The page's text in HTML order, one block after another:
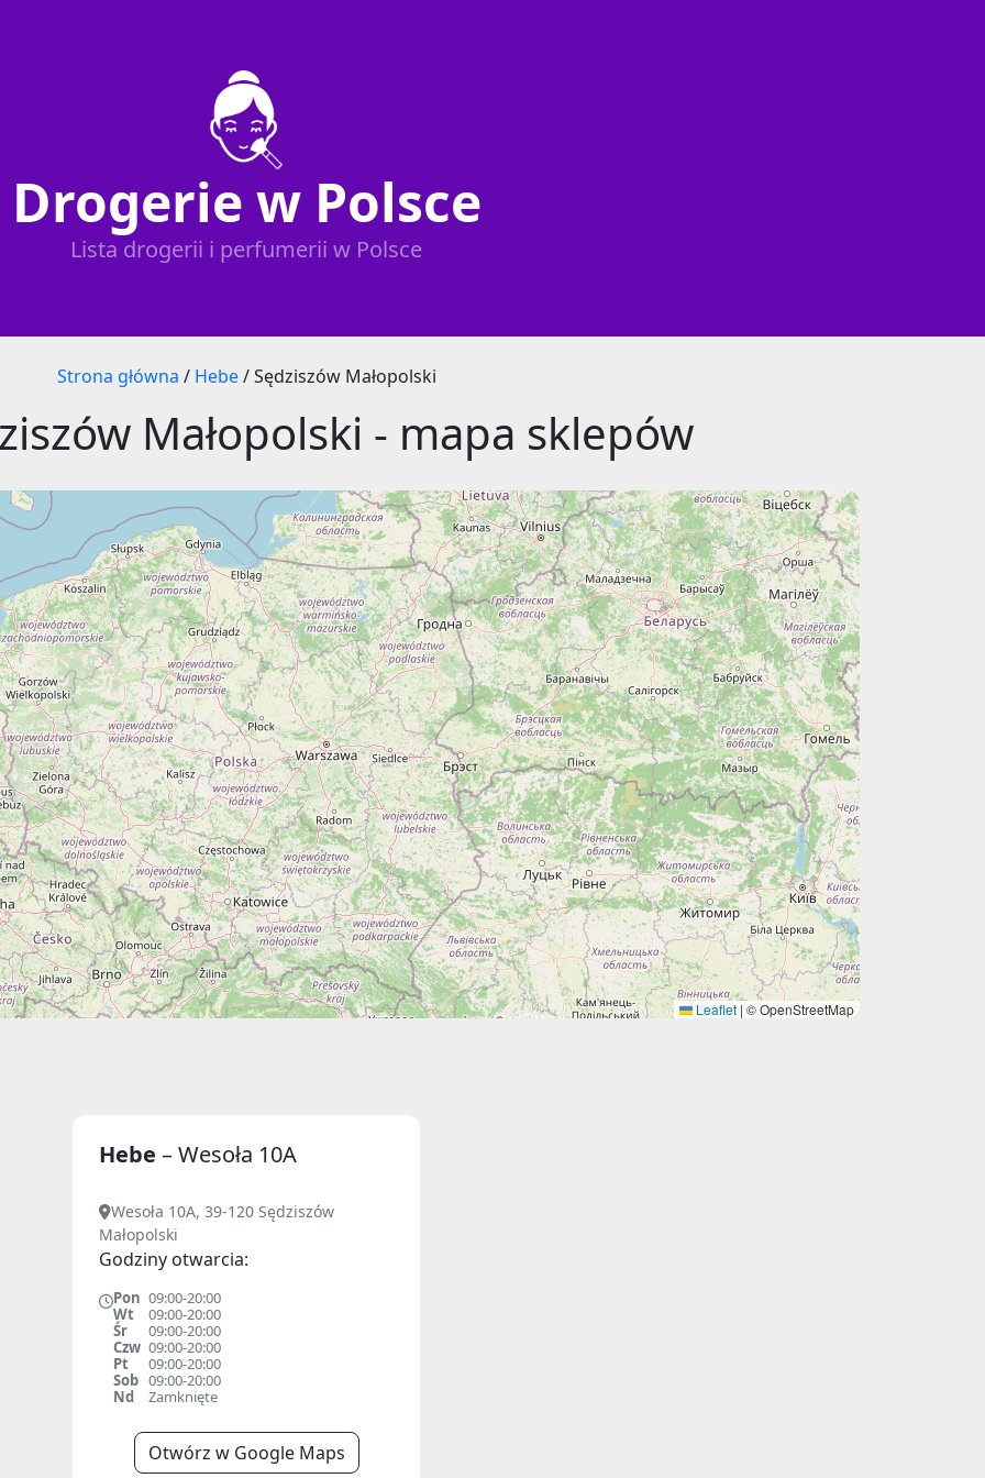
Drogerie w Polsce
Lista drogerii i perfumerii w Polsce
Strona główna / Hebe/ Sędziszów Małopolski
Małopolski - mapa sklepów
Leaflet | © OpenStreetMap
Hebe – Wesoła 10A
Wesoła 10A, 39-120 Sędziszów
Małopolski
Godziny otwarcia:
Pon 09:00-20:00
Wt
09:00-20:00
Śr
09:00-20:00
Czw 09:00-20:00
Pt
09:00-20:00
Sob 09:00-20:00
Nd
Zamknięte
Otwórz w Google Maps